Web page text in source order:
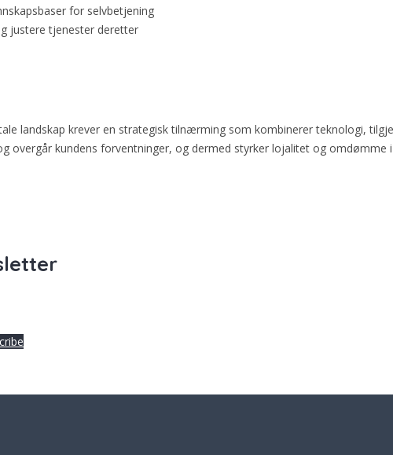
for selvbetjening
justere tjenester deretter
landskap krever en strategisk tilnærming som kombinerer teknologi,
overgår kundens forventninger, og dermed styrker lojalitet og omdømme